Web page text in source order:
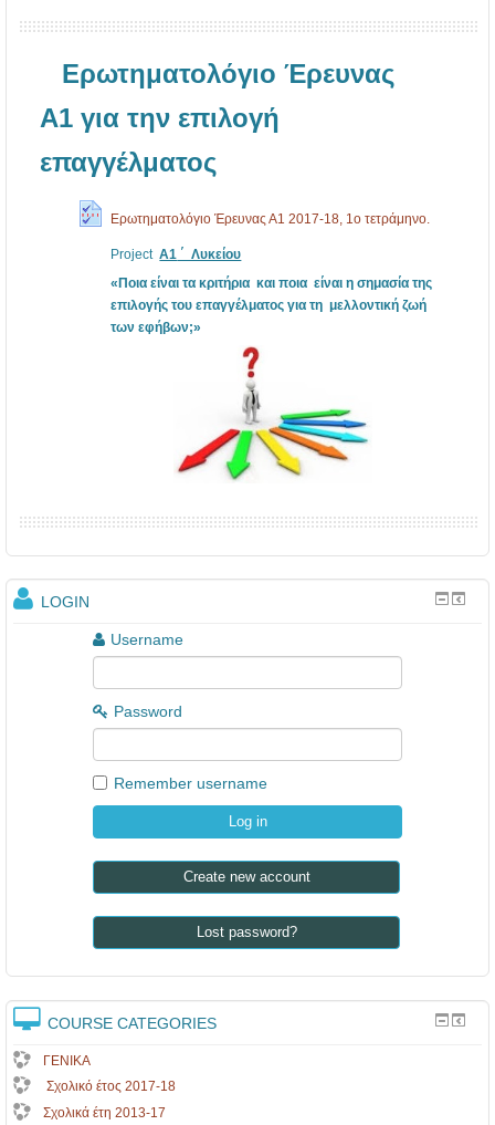
Ερωτηματολόγιο Έρευνας
Α1 για την επιλογή
επαγγέλματος
Ερωτηματολόγιο Έρευνας Α1 2017-18, 1ο τετράμηνο.
Project A1 ΄ Λυκείου
«Ποια είναι τα κριτήρια και ποια είναι η σημασία της
επιλογής του επαγγέλματος για τη μελλοντική ζωή
των εφήβων;»
LOGIN
Username
Password
Remember username
Create new account
Lost password?
COURSE CATEGORIES
ΓΕΝΙΚΑ
Σχολικό έτος 2017-18
Σχολικά έτη 2013-17